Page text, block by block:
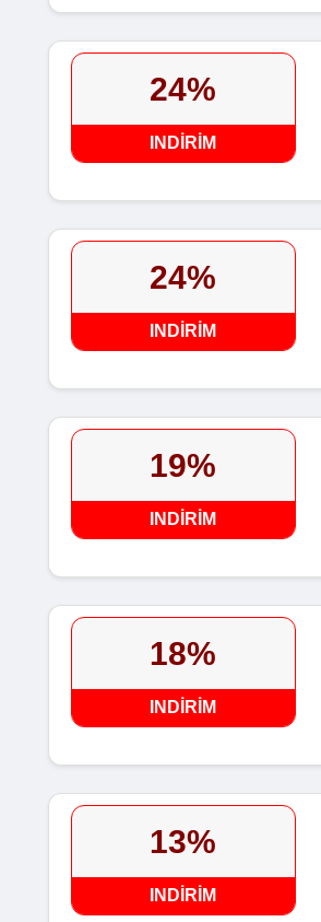
24%
INDIRIM
24%
INDIRIM
19%
INDIRIM
18%
INDIRIM
13%
INDIRIM